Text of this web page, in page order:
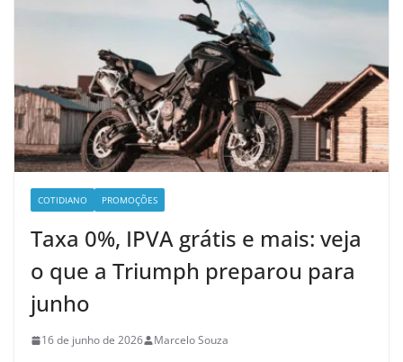
COTIDIANO PROMOÇÕES
Taxa 0%, IPVA grátis e mais: veja
o que a Triumph preparou para
junho
16 de junho de 2026 Marcelo Souza